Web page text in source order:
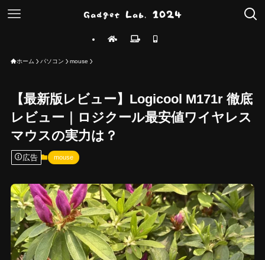
ホーム パソコン mouse
【最新版レビュー】Logicool M171r 徹底
レビュー｜ロジクール最安値ワイヤレス
マウスの実力は？
広告 mouse